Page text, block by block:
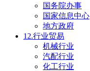
国务院办事
国家信息中心
地方政府
12.行业贸易
机械行业
汽配行业
化工行业